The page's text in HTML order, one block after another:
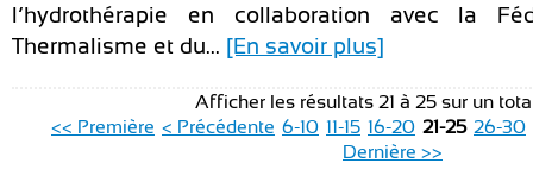
l’hydrothérapie en collaboration avec la
Thermalisme et du... [En savoir plus]
Afficher les résultats 21 à 25 sur un
<< Première < Précédente 6-10 11-15 16-20 21-25 26-30
Dernière >>